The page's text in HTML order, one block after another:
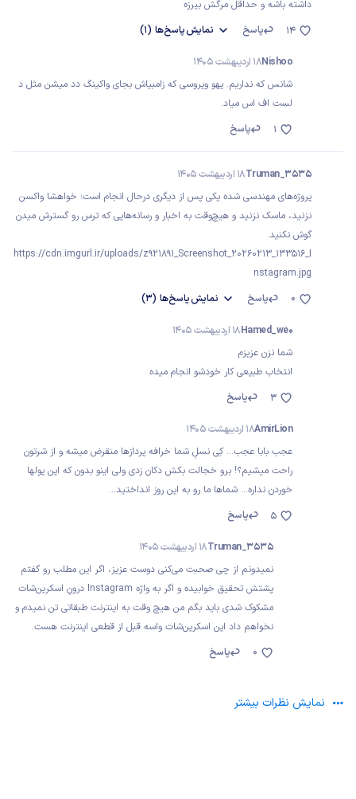
داشته باشه و حداقل مرگش بیرزه
پاسخ
نمایشپاسخ‌ها (1) 14
Nishoo18 اردیبهشت 1405
شانس که نداریم. یهو ویروسی که زامبیاش بجای واکینگ دد میشن مثل د
لست اف اس میاد.
پاسخ
1
Truman_353518 اردیبهشت 1405
پروژه‌های مهندسی شده یکی پس از دیگری درحال انجام است؛ خواهشا واکسن
نزنید، ماسک نزنید و هیچ‌وقت به اخبار و رسانه‌هایی که ترس رو گسترش میدن
گوش نکنید.
https://cdn.imgurl.ir/uploads/z921891_Screenshot_20260213_133516_I
nstagram.jpg
پاسخ
نمایشپاسخ‌ها (3) 0
Hamed_we018 اردیبهشت 1405
شما نزن عزیزم
انتخاب طبیعی کار خودشو انجام میده
پاسخ
3
AmirLion18 اردیبهشت 1405
عجب بابا عجب... کِی نسلِ شما خرافه پردازها منقرض میشه و از شرتون
راحت میشیم؟! برو خجالت بکش دکان زدی ولی اینو بدون که این پولها
خوردن نداره... شماها ما رو به این روز انداختید...
پاسخ
5
Truman_353518 اردیبهشت 1405
نمیدونم از چی صحبت می‌کنی دوست عزیز، اگر این مطلب رو گفتم
پشتش تحقیق خوابیده و اگر به واژه Instagram درونِ اسکرین‌شات
مشکوک شدی باید بگم من هیچ وقت به اینترنت طبقاتی تن نمیدم و
نخواهم داد این اسکرین‌شات واسه قبل از قطعی اینترنت هست.
پاسخ
0
نمایش نظرات بیشتر